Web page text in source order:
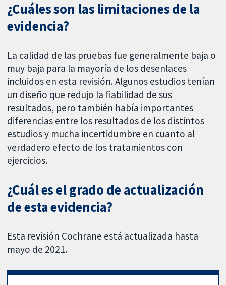
¿Cuáles son las limitaciones de la
evidencia?
La calidad de las pruebas fue generalmente baja o
muy baja para la mayoría de los desenlaces
incluidos en esta revisión. Algunos estudios tenían
un diseño que redujo la fiabilidad de sus
resultados, pero también había importantes
diferencias entre los resultados de los distintos
estudios y mucha incertidumbre en cuanto al
verdadero efecto de los tratamientos con
ejercicios.
¿Cuál es el grado de actualización
de esta evidencia?
Esta revisión Cochrane está actualizada hasta
mayo de 2021.